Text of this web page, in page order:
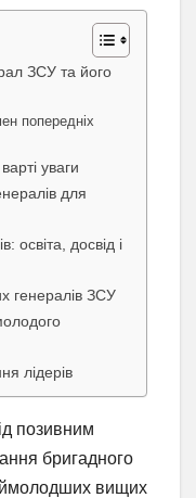
ЗСУ та його
попередніх
уваги
для
освіта, досвід і
генералів ЗСУ
лідерів
позивним
бригадного
вищих